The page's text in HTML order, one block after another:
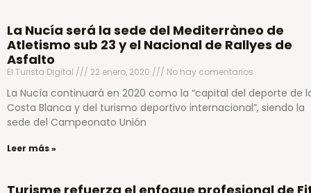
La Nucía será la sede del Mediterràneo de
Atletismo sub 23 y el Nacional de Rallyes de
Asfalto
El Turista Digital 22 enero, 2020 No hay comentarios
La Nucía continuará en 2020 como la “capital del deporte de
Costa Blanca y del turismo deportivo internacional”, siendo la
sede del Campeonato Unión
Leer más »